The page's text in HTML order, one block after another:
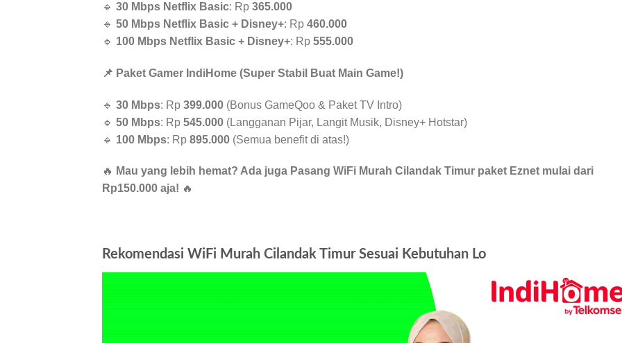
🔹 30 Mbps Netflix Basic: Rp 365.000
🔹 50 Mbps Netflix Basic + Disney+: Rp 460.000
🔹 100 Mbps Netflix Basic + Disney+: Rp 555.000
📌 Paket Gamer IndiHome (Super Stabil Buat Main Game!)
🔹 30 Mbps: Rp 399.000 (Bonus GameQoo & Paket TV Intro)
🔹 50 Mbps: Rp 545.000 (Langganan Pijar, Langit Musik, Disney+ Hotstar)
🔹 100 Mbps: Rp 895.000 (Semua benefit di atas!)
🔥 Mau yang lebih hemat? Ada juga Pasang WiFi Murah Cilandak Timur paket Eznet mulai dari
Rp150.000 aja! 🔥
Rekomendasi WiFi Murah Cilandak Timur Sesuai Kebutuhan Lo